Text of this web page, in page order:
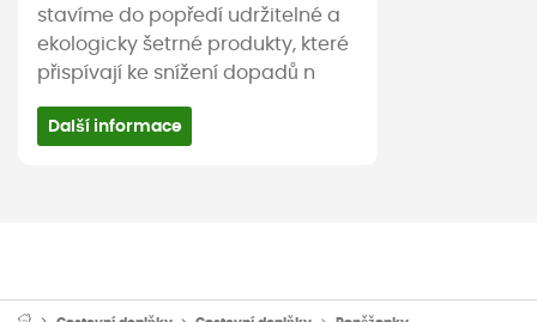
stavíme do popředí udržitelné a
ekologicky šetrné produkty, které
přispívají ke snížení dopadů n
Další informace